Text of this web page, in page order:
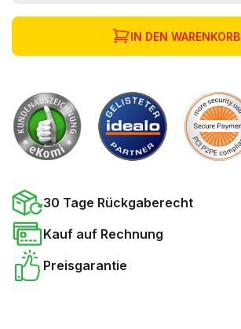
IN DEN WARENKORB
30 Tage Rückgaberecht
Kauf auf Rechnung
Preisgarantie